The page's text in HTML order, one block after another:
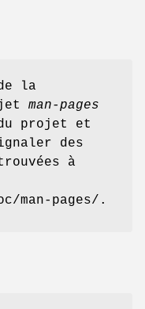
la
man-pages
projet et
des
à
man-pages/.